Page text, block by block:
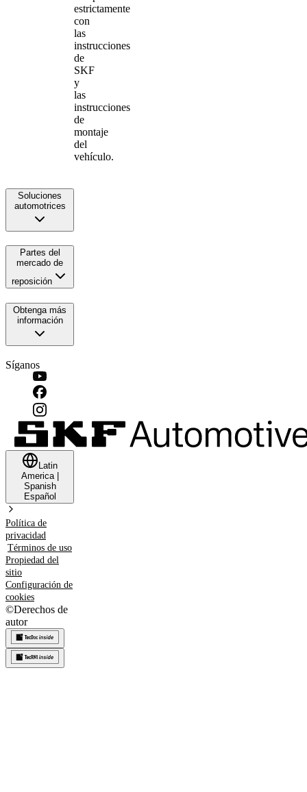
estrictamente
con
las
instrucciones
de
SKF
y
las
instrucciones
de
montaje
del
vehículo.
Soluciones
automotrices
Partes del
mercado de
reposición
Obtenga más
información
Síganos
Latin
America|
Spanish
Español
Política de
privacidad
Términos de uso
Propiedad del
sitio
Configuración de
cookies
©Derechos de
autor